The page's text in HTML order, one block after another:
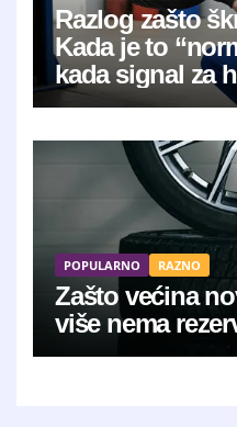
Razlog zašto
Kada je to
kada signal za
mehaničaru?
POPULARNO RAZNO
Zašto većina
više nema